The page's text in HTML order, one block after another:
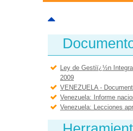
Ley de Gestiï¿½n
2009
VENEZUELA -
Venezuela: Informe
Venezuela: Lecciones